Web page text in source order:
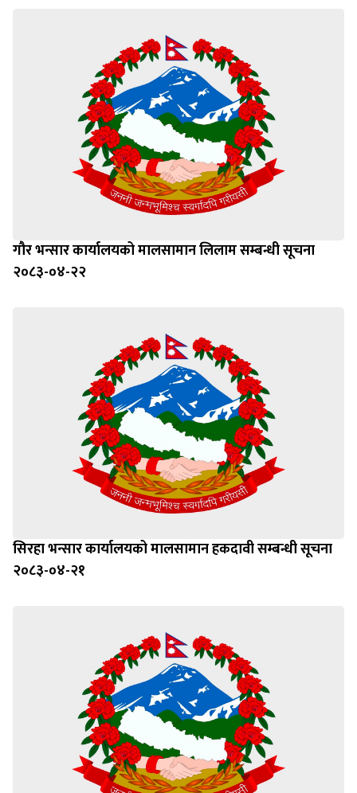
गौर भन्सार कार्यालयको मालसामान लिलाम सम्बन्धी सूचना
२०८३-०४-२२
सिरहा भन्सार कार्यालयको मालसामान हकदावी सम्बन्धी सूचना
२०८३-०४-२१